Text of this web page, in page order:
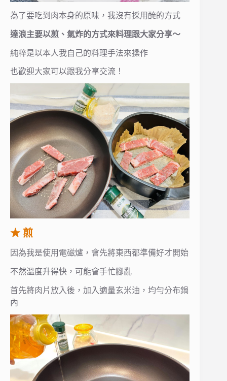
為了要吃到肉本身的原味，我沒有採用醃的方式
達浪主要以煎、氣炸的方式來料理跟大家分享～
純粹是以本人我自己的料理手法來操作
也歡迎大家可以跟我分享交流！
★ 煎
因為我是使用電磁爐，會先將東西都準備好才開始
不然溫度升得快，可能會手忙腳亂
首先將肉片放入後，加入適量玄米油，均勻分布鍋
內